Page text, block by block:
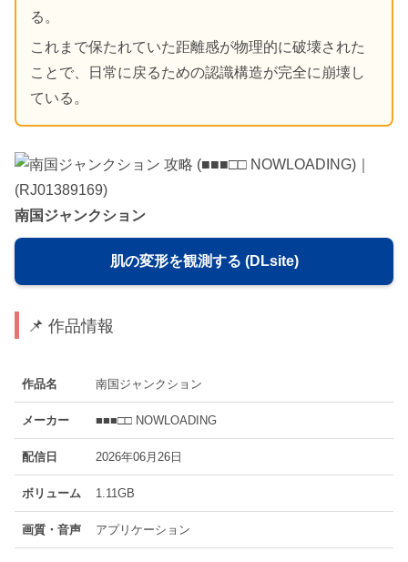
る。
これまで保たれていた距離感が物理的に破壊された
ことで、日常に戻るための認識構造が完全に崩壊し
ている。
南国ジャンクション
肌の変形を観測する (DLsite)
📌 作品情報
作品名 南国ジャンクション
メーカー ■■■□□ NOWLOADING
配信日 2026年06月26日
ボリューム 1.11GB
画質・音声 アプリケーション